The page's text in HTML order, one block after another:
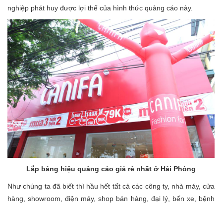
nghiệp phát huy được lợi thế của hình thức quảng cáo này.
Lắp bảng hiệu quảng cáo giá rẻ nhất ở Hải Phòng
Như chúng ta đã biết thì hầu hết tất cả các công ty, nhà máy, cửa
hàng, showroom, điện máy, shop bán hàng, đại lý, bến xe, bệnh